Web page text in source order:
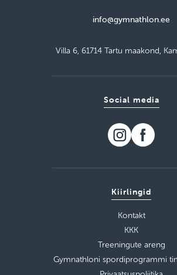
info@gymnathlon.ee
Villa 6, 61714 Tartu maakond,
Kiirlingid
Kontakt
KKK
Treeningute areng
Gymnathloni spordiprogrammi
Social media